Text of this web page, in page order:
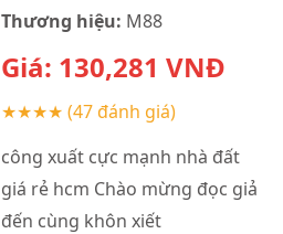
Thương hiệu: M88
Giá: 130,281 VNĐ
★★★★ (47 đánh giá)
công xuất cực mạnh nhà đất
giá rẻ hcm Chào mừng đọc giả
đến cùng khôn xiết